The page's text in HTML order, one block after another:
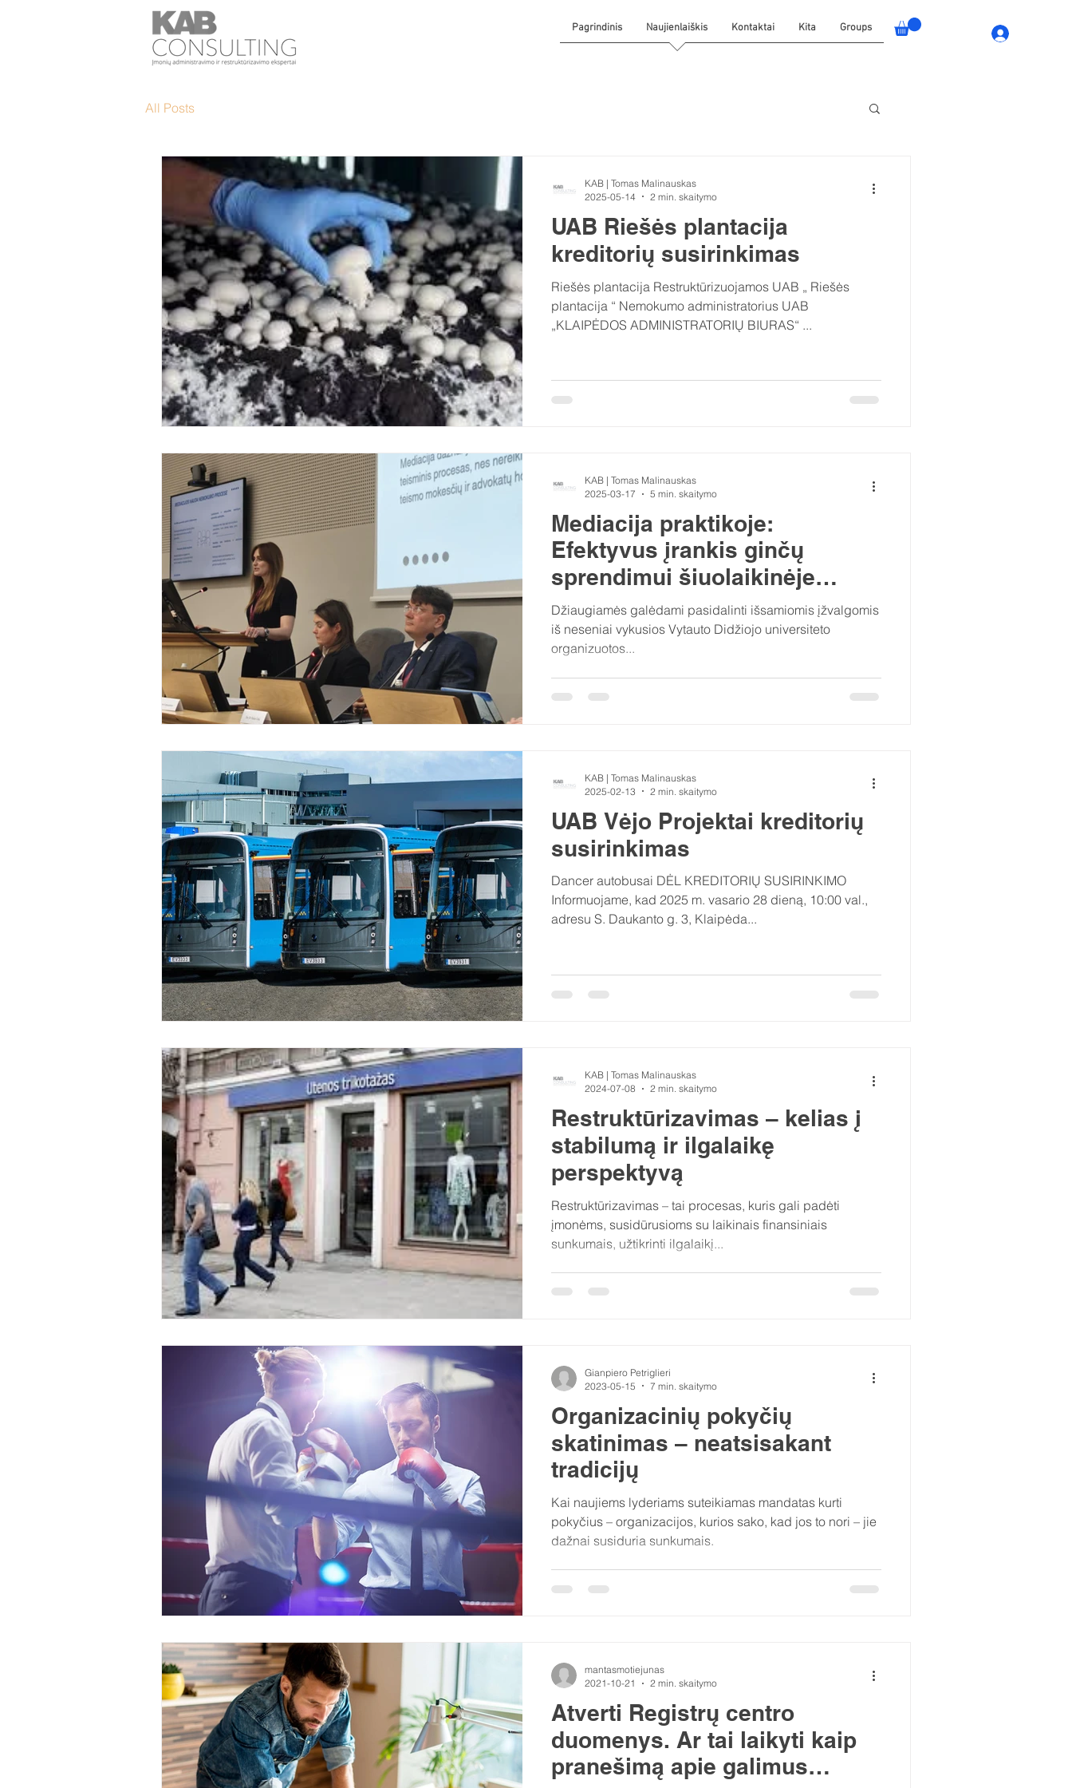
Pagrindinis Naujienlaiškis Kontaktai Kita Groups
All Posts
UAB Riešės plantacija
kreditorių susirinkimas
Riešės plantacija Restruktūrizuojamos UAB „ Riešės
plantacija “ Nemokumo administratorius UAB
„KLAIPĖDOS ADMINISTRATORIŲ BIURAS“ ...
KAB | Tomas Malinauskas
2025-05-14
2 min. skaitymo
Mediacija praktikoje:
Efektyvus įrankis ginčų
sprendimui šiuolaikinėje
teisinėje sistemoje ✨
Džiaugiamės galėdami pasidalinti išsamiomis įžvalgomis
iš neseniai vykusios Vytauto Didžiojo universiteto
organizuotos...
KAB | Tomas Malinauskas
2025-03-17
5 min. skaitymo
UAB Vėjo Projektai kreditorių
susirinkimas
Dancer autobusai DĖL KREDITORIŲ SUSIRINKIMO
Informuojame, kad 2025 m. vasario 28 dieną, 10:00 val.,
adresu S. Daukanto g. 3, Klaipėda...
KAB | Tomas Malinauskas
2025-02-13
2 min. skaitymo
Restruktūrizavimas – kelias į
stabilumą ir ilgalaikę
perspektyvą
Restruktūrizavimas – tai procesas, kuris gali padėti
įmonėms, susidūrusioms su laikinais finansiniais
sunkumais, užtikrinti ilgalaikį...
KAB | Tomas Malinauskas
2024-07-08
2 min. skaitymo
Organizacinių pokyčių
skatinimas – neatsisakant
tradicijų
Kai naujiems lyderiams suteikiamas mandatas kurti
pokyčius – organizacijos, kurios sako, kad jos to nori – jie
dažnai susiduria sunkumais.
Gianpiero Petriglieri
2023-05-15
7 min. skaitymo
Atverti Registrų centro
duomenys. Ar tai laikyti kaip
pranešimą apie galimus
mantasmotiejunas
2021-10-21
2 min. skaitymo